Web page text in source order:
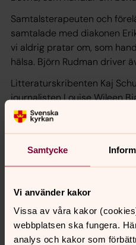
Samtycke
Vi använder kakor
Vissa av våra kakor
webbplatsen ska fungera.
analys och kakor som
Samtalsterapeuten och
samtalade med diakonen
vi aldrig pratar om, som
hälsa. Björn Rudman driver
Litteraturskribenten Kaj
journalisten Louise Wileen
allt bara ett pris
, som
bakom Nobelpriset.
Författaren Nina Wähä
Nästa litteraturafton sker